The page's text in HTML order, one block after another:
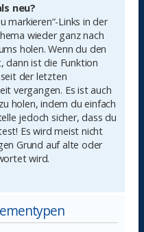
neu?
markieren“-Links in der
wieder ganz nach
holen. Wenn du den
dann ist die Funktion
der letzten
vergangen. Es ist auch
holen, indem du einfach
jedoch sicher, dass du
Es wird meist nicht
Grund auf alte oder
wird.